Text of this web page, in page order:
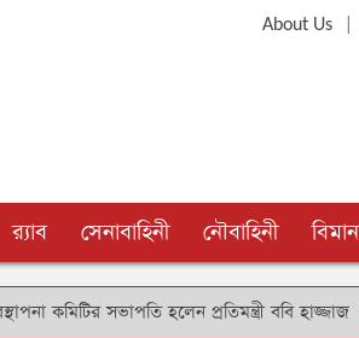
About Us|
র‍্যাব সেনাবাহিনী নৌবাহিনী
সভাপতি হলেন প্রতিমন্ত্রী ববি হাজ্জাজ**